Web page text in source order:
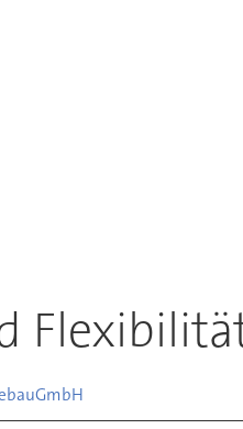
GmbH